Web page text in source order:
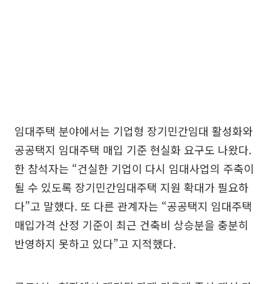
임대주택 분야에서는 기업형 장기민간임대 활성화와
공공택지 임대주택 매입 기준 현실화 요구도 나왔다.
한 참석자는 “건실한 기업이 다시 임대사업의 주축이
될 수 있도록 장기민간임대주택 지원 확대가 필요하
다”고 말했다. 또 다른 관계자는 “공공택지 임대주택
매입가격 산정 기준이 최근 건축비 상승분을 충분히
반영하지 못하고 있다”고 지적했다.